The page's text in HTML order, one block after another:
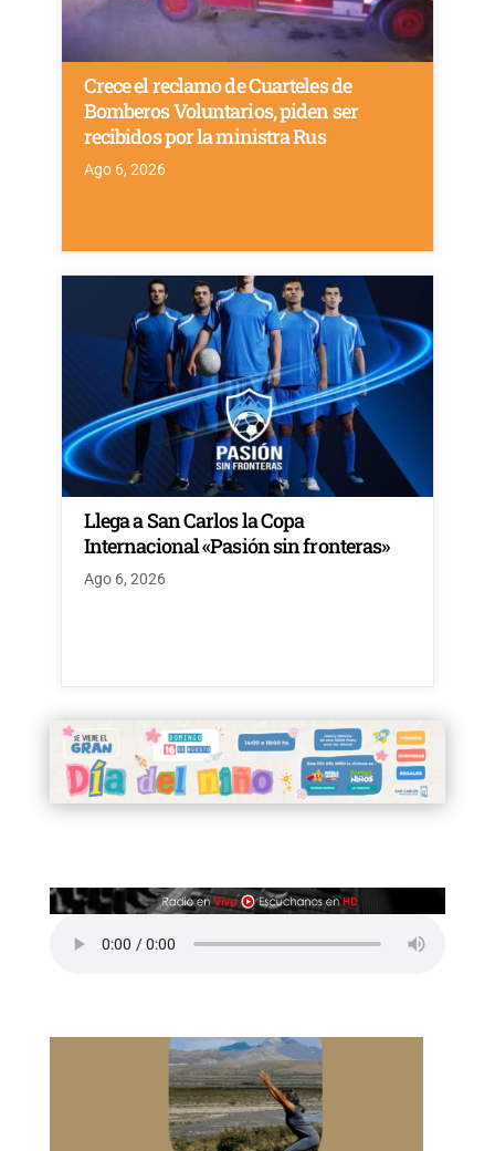
Crece el reclamo de Cuarteles de
Bomberos Voluntarios, piden ser
recibidos por la ministra Rus
Ago 6, 2026
Llega a San Carlos la Copa
Internacional «Pasión sin fronteras»
Ago 6, 2026